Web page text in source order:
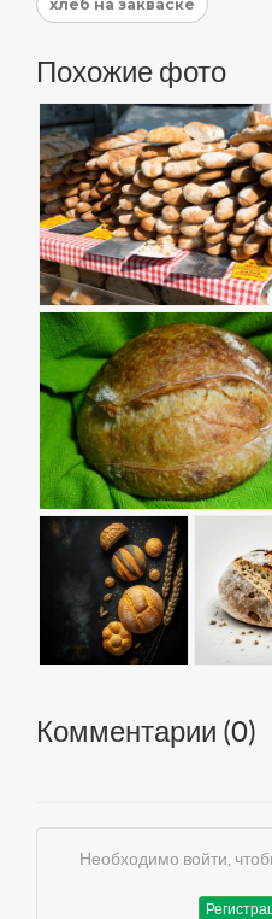
хлеб на закваске
Похожие фото
Комментарии (0)
Необходимо войти,